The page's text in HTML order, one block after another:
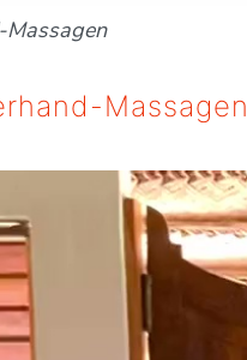
Massagen
Massagen